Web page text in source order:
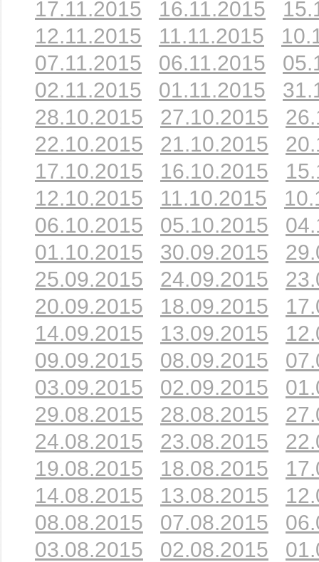
17.11.2015
16.11.2015
12.11.2015
11.11.2015
07.11.2015
06.11.2015
02.11.2015
01.11.2015
28.10.2015
27.10.2015
22.10.2015
21.10.2015
17.10.2015
16.10.2015
12.10.2015
11.10.2015
06.10.2015
05.10.2015
01.10.2015
30.09.2015
25.09.2015
24.09.2015
20.09.2015
18.09.2015
14.09.2015
13.09.2015
09.09.2015
08.09.2015
03.09.2015
02.09.2015
29.08.2015
28.08.2015
24.08.2015
23.08.2015
19.08.2015
18.08.2015
14.08.2015
13.08.2015
08.08.2015
07.08.2015
03.08.2015
02.08.2015